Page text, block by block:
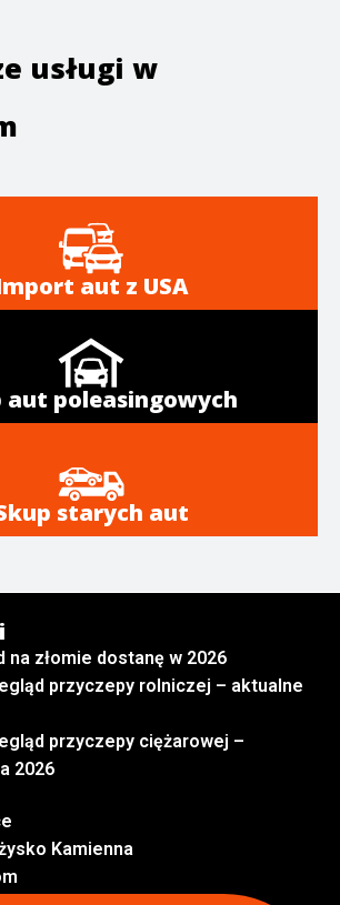
usługi w
aut z USA
aut poleasingowych
starych aut
na złomie dostanę w 2026
przyczepy rolniczej – aktualne
przyczepy ciężarowej –
2026
Kamienna